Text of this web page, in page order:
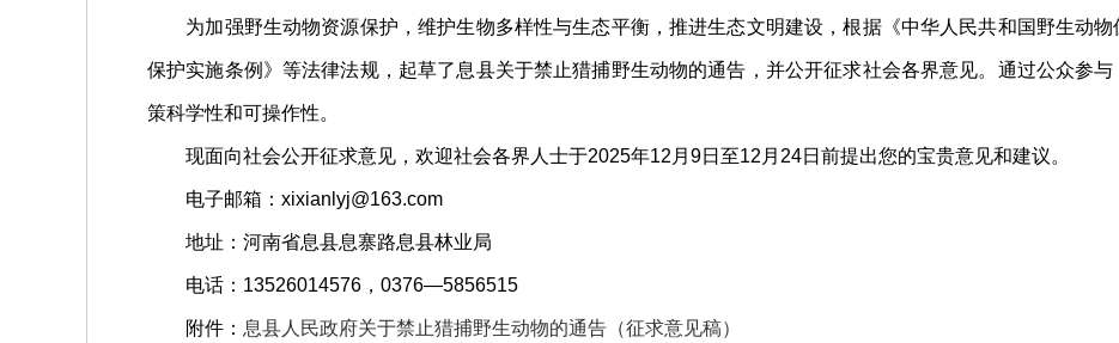
为加强野生动物资源保护，维护生物多样性与生态平衡，推进生态文明建设，根据《中华人民共和国野生动物
保护实施条例》等法律法规，起草了息县关于禁止猎捕野生动物的通告，并公开征求社会各界意见。通过公众参
策科学性和可操作性。
现面向社会公开征求意见，欢迎社会各界人士于2025年12月9日至12月24日前提出您的宝贵意见和建议。
电子邮箱：xixianlyj@163.com
地址：河南省息县息寨路息县林业局
电话：13526014576，0376—5856515
附件： 息县人民政府关于禁止猎捕野生动物的通告（征求意见稿）